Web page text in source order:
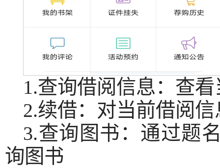
1.查询借阅信息：查
2.续借：对当前借阅
3.查询图书：通过题
询图书